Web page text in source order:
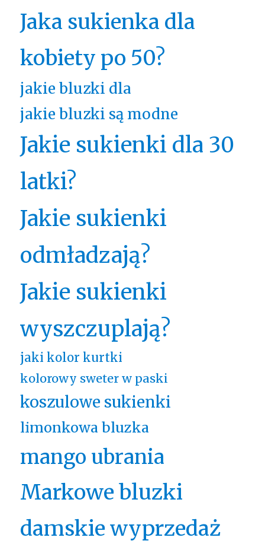
Jaka sukienka dla
kobiety po 50?
jakie bluzki dla
jakie bluzki są modne
Jakie sukienki dla 30
latki?
Jakie sukienki
odmładzają?
Jakie sukienki
wyszczuplają?
jaki kolor kurtki
kolorowy sweter w paski
koszulowe sukienki
limonkowa bluzka
mango ubrania
Markowe bluzki
damskie wyprzedaż